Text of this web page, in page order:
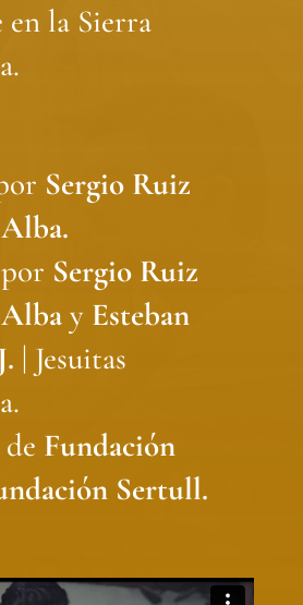
la Sierra
Sergio Ruiz
Sergio Ruiz
y Esteban
| Jesuitas
Fundación
Sertull.